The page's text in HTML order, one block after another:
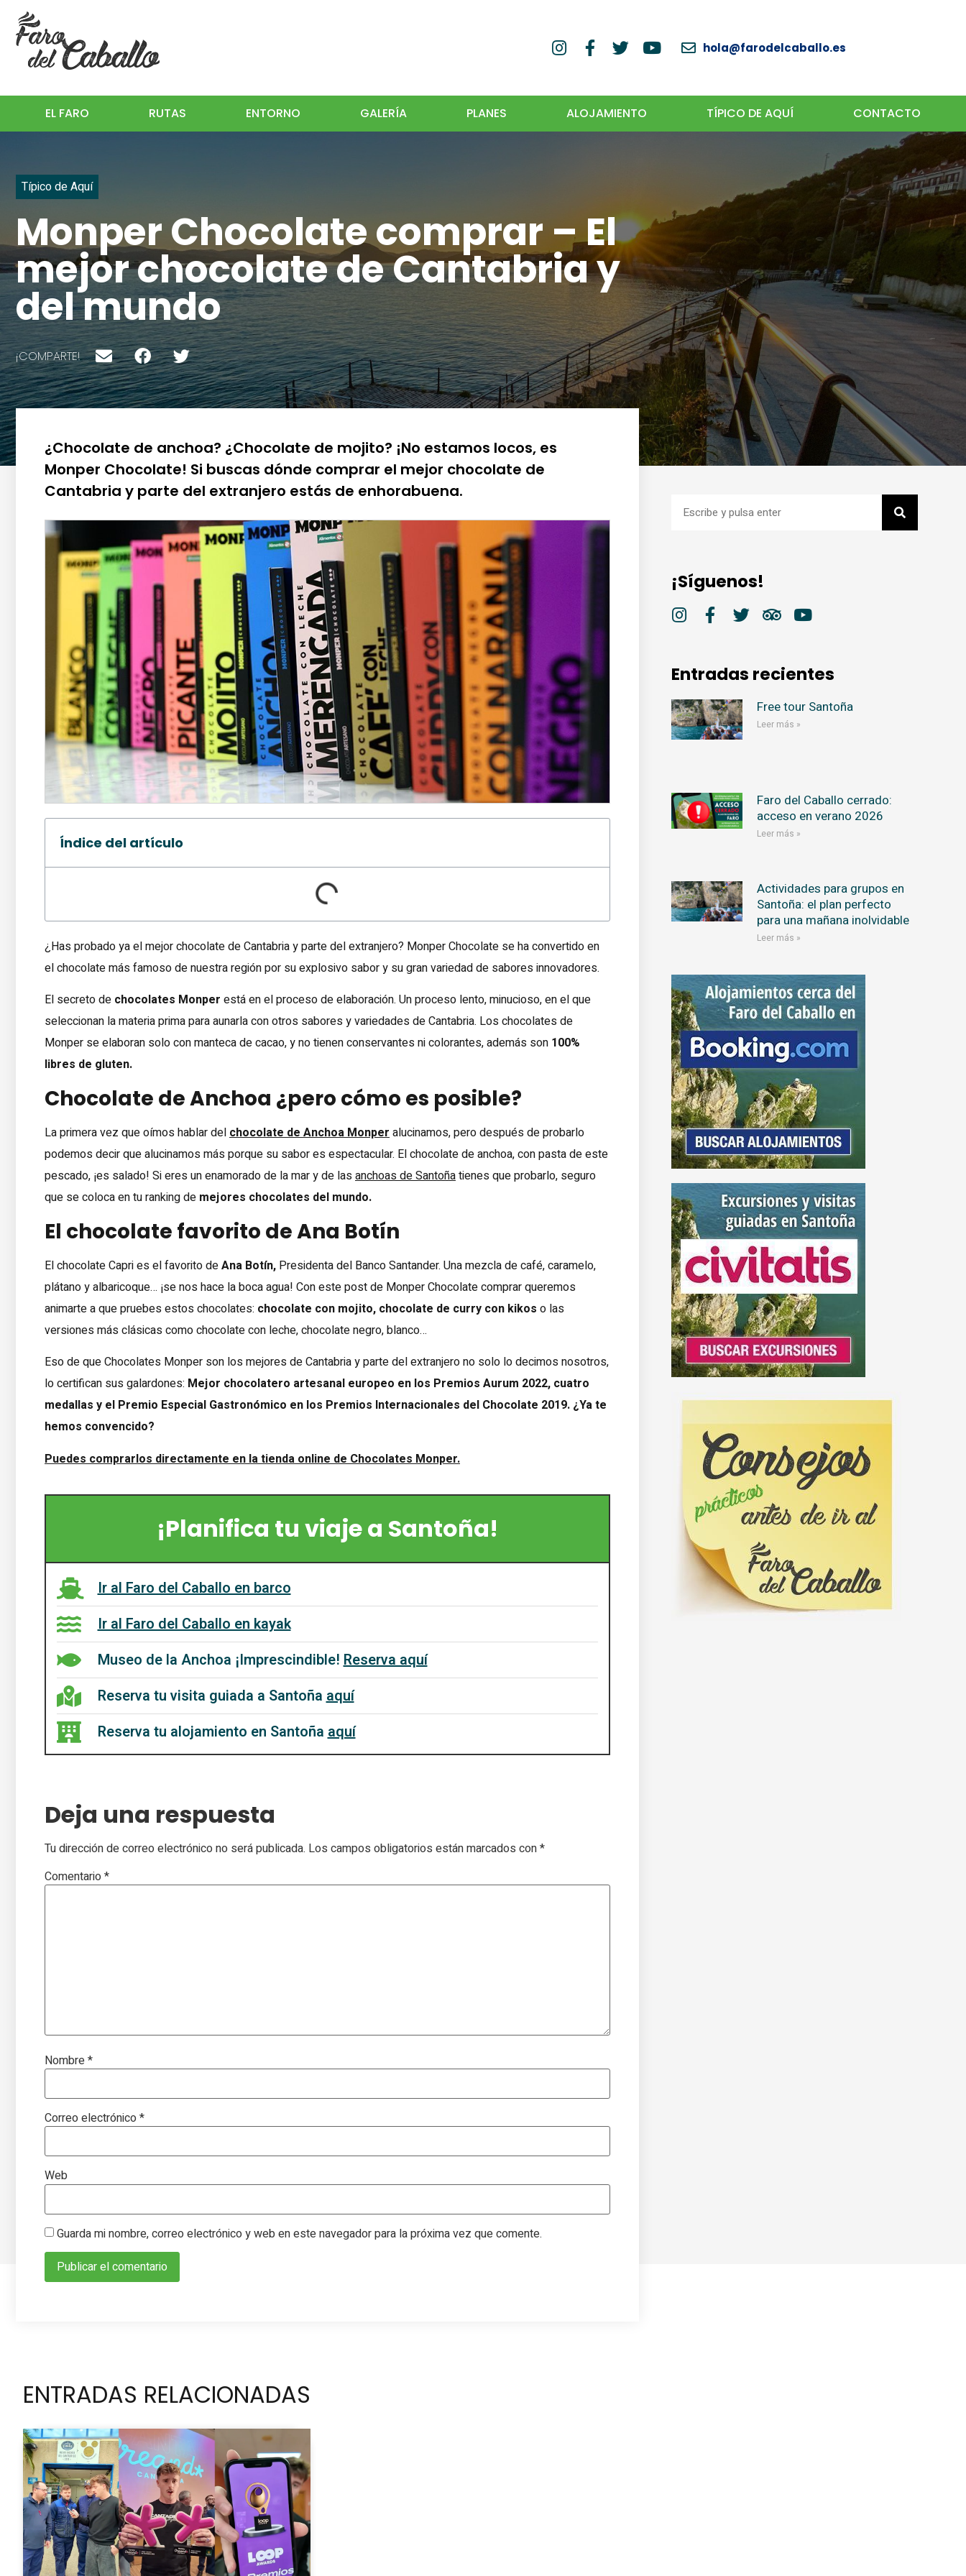
hola@farodelcaballo.es
EL FARO RUTAS ENTORNO GALERÍA PLANES ALOJAMIENTO TÍPICO DE AQUÍ CONTACTO
Típico de Aquí
Monper Chocolate comprar – El
mejor chocolate de Cantabria y
del mundo
¡COMPARTE!
¿Chocolate de anchoa? ¿Chocolate de mojito? ¡No estamos locos, es
Monper Chocolate! Si buscas dónde comprar el mejor chocolate de
Cantabria y parte del extranjero estás de enhorabuena.
Índice del artículo
¿Has probado ya el mejor chocolate de Cantabria y parte del extranjero? Monper Chocolate se ha convertido en
el chocolate más famoso de nuestra región por su explosivo sabor y su gran variedad de sabores innovadores.
El secreto de chocolates Monper está en el proceso de elaboración. Un proceso lento, minucioso, en el que
seleccionan la materia prima para aunarla con otros sabores y variedades de Cantabria. Los chocolates de
Monper se elaboran solo con manteca de cacao, y no tienen conservantes ni colorantes, además son 100%
libres de gluten.
Chocolate de Anchoa ¿pero cómo es posible?
La primera vez que oímos hablar delchocolate de Anchoa Monperalucinamos, pero después de probarlo
podemos decir que alucinamos más porque su sabor es espectacular. El chocolate de anchoa, con pasta de este
pescado, ¡es salado! Si eres un enamorado de la mar y de lasanchoas de Santoñatienes que probarlo, seguro
que se coloca en tu ranking de mejores chocolates del mundo.
El chocolate favorito de Ana Botín
El chocolate Capri es el favorito deAna Botín, Presidenta del Banco Santander. Una mezcla de café, caramelo,
plátano y albaricoque… ¡se nos hace la boca agua! Con este post de Monper Chocolate comprar queremos
animarte a que pruebes estos chocolates: chocolate con mojito, chocolate de curry con kikos o las
versiones más clásicas como chocolate con leche, chocolate negro, blanco…
Eso de que Chocolates Monper son los mejores de Cantabria y parte del extranjero no solo lo decimos nosotros,
lo certifican sus galardones: Mejor chocolatero artesanal europeo en los Premios Aurum 2022, cuatro
medallas y el Premio Especial Gastronómico en los Premios Internacionales del Chocolate 2019. ¿Ya te
hemos convencido?
Puedes comprarlos directamente en la tienda online de Chocolates Monper.
¡Planifica tu viaje a Santoña!
Ir al Faro del Caballo en barco
Ir al Faro del Caballo en kayak
Museo de la Anchoa ¡Imprescindible!Reserva aquí
Reserva tu visita guiada a Santoñaaquí
Reserva tu alojamiento en Santoñaaquí
Deja una respuesta
Tu dirección de correo electrónico no será publicada. Los campos obligatorios están marcados con*
Comentario*
Nombre*
Correo electrónico*
Web
Guarda mi nombre, correo electrónico y web en este navegador para la próxima vez que comente.
¡Síguenos!
Entradas recientes
Free tour Santoña
Leer más »
Faro del Caballo cerrado:
acceso en verano 2026
Leer más »
Actividades para grupos en
Santoña: el plan perfecto
para una mañana inolvidable
Leer más »
ENTRADAS RELACIONADAS